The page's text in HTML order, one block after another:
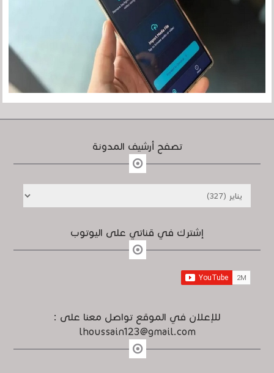
تصفح أرشيف المدونة
إشترك في قناتي على اليوتوب
للإعلان في الموقع تواصل معنا على :
lhoussain123@gmail.com